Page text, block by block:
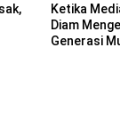
Ketika
Diam
Generasi